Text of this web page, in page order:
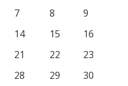
7 8
9
14 15
16
21 22
23
28 29
30